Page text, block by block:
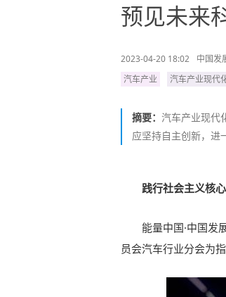
预见未来
2023-04-20 18:02
中国发
汽车产业
汽车产业现代
摘要： 汽车产业现代
应坚持自主创新，进
践行社会主义核
能量中国·中国
员会汽车行业分会为